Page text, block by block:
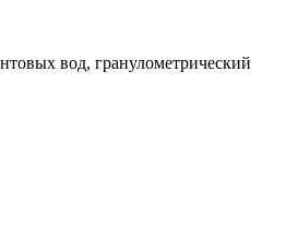
вод, гранулометрический